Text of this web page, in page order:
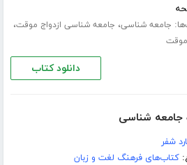
جامعه شناسی، جامعه شناسی ازدواج موقت،
موقت
دانلود کتاب
جامعه شناسی
شفر
کتاب‌های فرهنگ لغت و زبان